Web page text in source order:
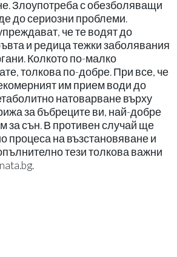
Злоупотреба с обезболяващи
до сериозни проблеми.
че те водят до
и редица тежки заболявания
Колкото по-малко
толкова по-добре. При все, че
им прием води до
натоварване върху
за бъбреците ви, най-добре
за сън. В противен случай ще
процеса на възстановяване и
тези толкова важни